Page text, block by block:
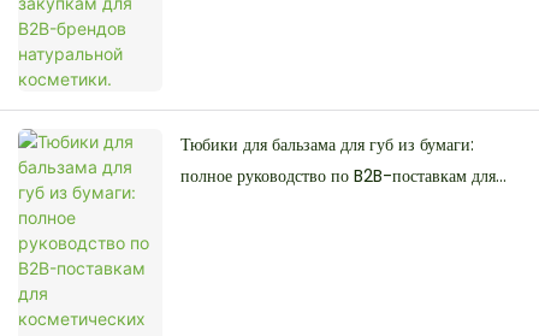
Тюбики для бальзама для губ из бумаги:
полное руководство по B2B-поставкам для